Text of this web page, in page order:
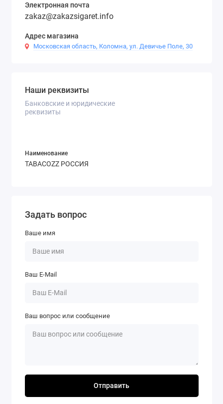
Электронная почта
zakaz@zakazsigaret.info
Адрес магазина
Московская область, Коломна, ул. Девичье Поле, 30
Наши реквизиты
Банковские и юридические
реквизиты
Наименование
TABACOZZ РОССИЯ
Задать вопрос
Ваше имя
Ваш E-Mail
Ваш вопрос или сообщение
Отправить